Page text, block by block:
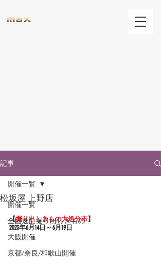
記事
開催一覧
全国逸品掘り出しきもの
大阪開催
京都/奈良/和歌山開催
開催一覧
松坂屋 上野店
【掘り出しきもの大処分市】
2023年6月14日～6月19日